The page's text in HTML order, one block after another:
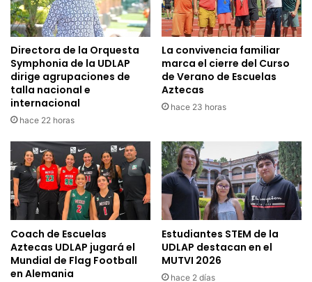
Directora de la Orquesta
Symphonia de la UDLAP
dirige agrupaciones de
talla nacional e
internacional
hace 22 horas
La convivencia familiar
marca el cierre del Curso
de Verano de Escuelas
Aztecas
hace 23 horas
Coach de Escuelas
Aztecas UDLAP jugará el
Mundial de Flag Football
en Alemania
Estudiantes STEM de la
UDLAP destacan en el
MUTVI 2026
hace 2 días